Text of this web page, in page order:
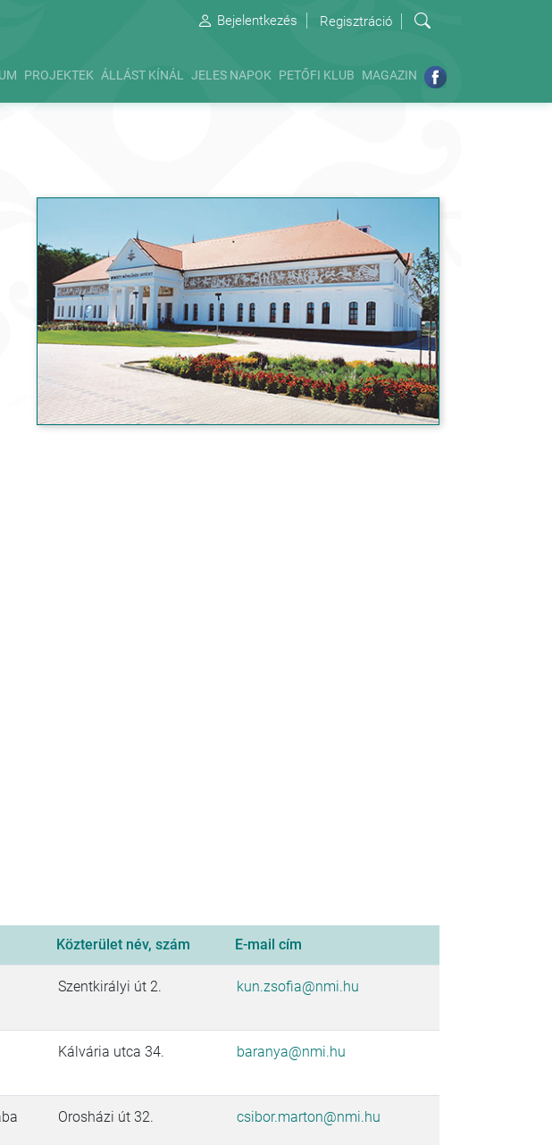
PROJEKTEK ÁLLÁST KÍNÁL JELES NAPOK PETŐFI KLUB MAGAZIN
Bejelentkezés Regisztráció
Közterület név, szám E-mail cím
Szentkirályi út 2. kun.zsofia@nmi.hu
Kálvária utca 34. baranya@nmi.hu
Orosházi út 32. csibor.marton@nmi.hu